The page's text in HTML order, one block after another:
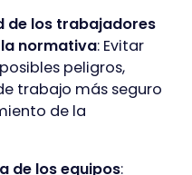
de los trabajadores
normativa: Evitar
peligros,
trabajo más seguro
de la
de los equipos: